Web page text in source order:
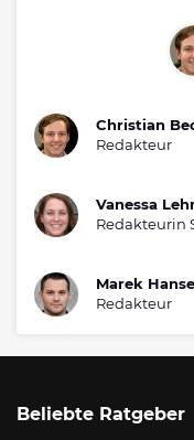
Christian
Redakteur
Vanessa
Redakteurin
Marek
Redakteur
Beliebte Ratgeber